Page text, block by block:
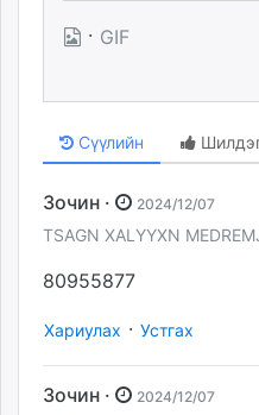
· GIF
Сүүлийн
Зочин · 2024/12/07
TSAGN XALYYXN
80955877
Хариулах · Устгах
Зочин · 2024/12/07